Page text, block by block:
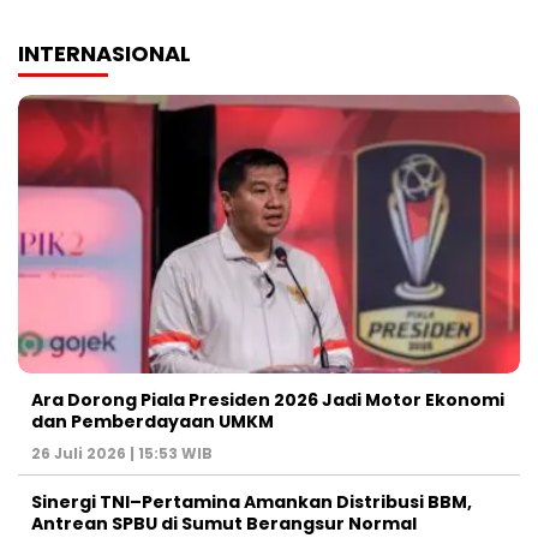
INTERNASIONAL
Ara Dorong Piala Presiden 2026 Jadi Motor Ekonomi
dan Pemberdayaan UMKM
26 Juli 2026 | 15:53 WIB
Sinergi TNI–Pertamina Amankan Distribusi BBM,
Antrean SPBU di Sumut Berangsur Normal